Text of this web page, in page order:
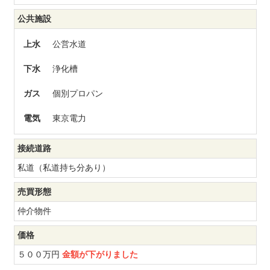
公共施設
上水 公営水道
下水 浄化槽
ガス 個別プロパン
電気 東京電力
接続道路
私道（私道持ち分あり）
売買形態
仲介物件
価格
５００万円 金額が下がりました